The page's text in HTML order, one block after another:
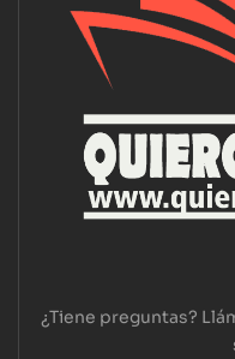
¿Tiene preguntas?